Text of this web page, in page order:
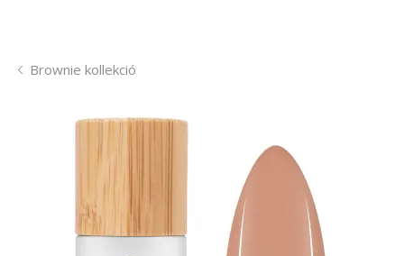
Brownie kollekció